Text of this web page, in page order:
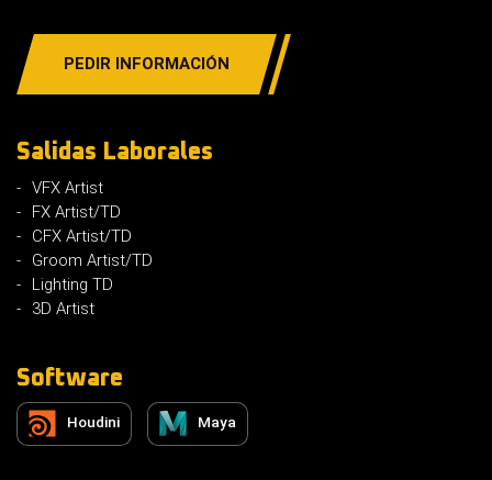
PEDIR INFORMACIÓN
Salidas Laborales
VFX Artist
FX Artist/TD
CFX Artist/TD
Groom Artist/TD
Lighting TD
3D Artist
Software
Houdini Maya